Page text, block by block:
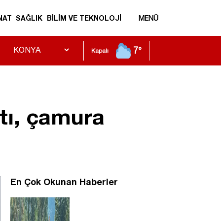
SAĞLIK BİLİM VE TEKNOLOJİ MENÜ
Kapalı 7°
çamura
En Çok Okunan Haberler